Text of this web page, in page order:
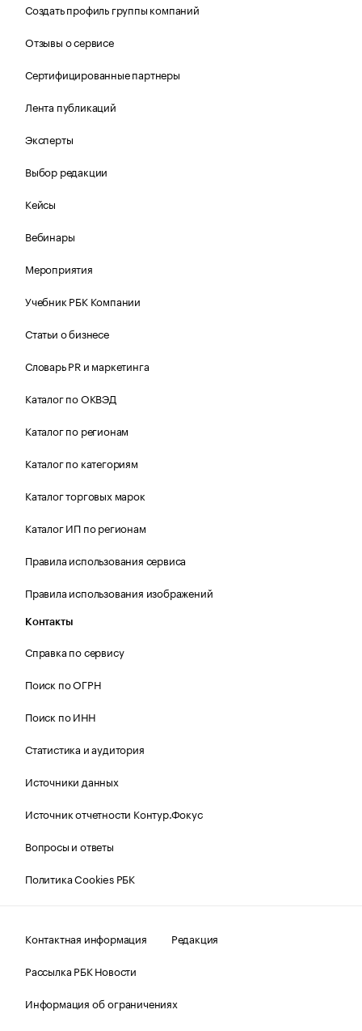
Создать профиль группы компаний
Отзывы о сервисе
Сертифицированные партнеры
Лента публикаций
Эксперты
Выбор редакции
Кейсы
Вебинары
Мероприятия
Учебник РБК Компании
Статьи о бизнесе
Словарь PR и маркетинга
Каталог по ОКВЭД
Каталог по регионам
Каталог по категориям
Каталог торговых марок
Каталог ИП по регионам
Правила использования сервиса
Правила использования изображений
Контакты
Справка по сервису
Поиск по ОГРН
Поиск по ИНН
Статистика и аудитория
Источники данных
Источник отчетности Контур.Фокус
Вопросы и ответы
Политика Cookies РБК
Контактная информация
Редакция
Рассылка РБК Новости
Информация об ограничениях